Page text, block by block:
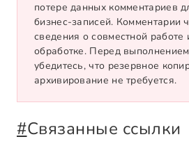
потере данных комментариев
бизнес-записей. Комментарии
сведения о совместной работе
обработке. Перед
убедитесь, что резервное
архивирование не требуется.
#Связанные ссылки